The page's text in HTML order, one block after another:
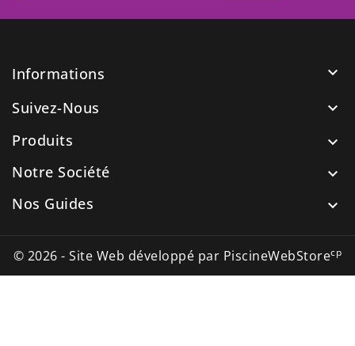
Informations

Suivez-Nous

Produits

Notre Société

Nos Guides

© 2026 - Site Web développé par PiscineWebStorecp